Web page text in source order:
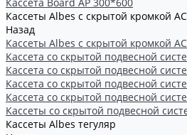
Кассеты Albes с скрытой кромкой AC
Назад
Кассеты Albes с скрытой кромкой AC
Кассетa со скрытой подвесной
Кассета со скрытой подвесной
Кассета со скрытой подвесной
Кассета со скрытой подвесной
Кассеты со скрытой подвесной
Кассеты Albes тегуляр